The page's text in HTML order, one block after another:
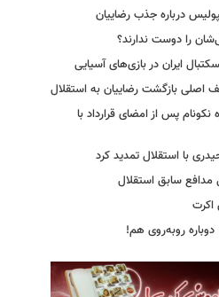
درباره جذب رضاییان
را دوست ندارند؟
ایران در بازی‌های آسیایی
اصلی بازگشت رضاییان به استقلال
پس از امضای قرارداد با
با استقلال تمدید کرد
مدافع سابق استقلال
اکرت
دوباره روبه‌روی هم!